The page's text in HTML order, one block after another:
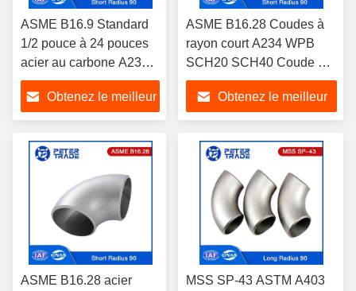
ASME B16.9 Standard
1/2 pouce à 24 pouces
acier au carbone A234
WPB soudé 90 degrés
rayon court coudes SCH
40
Obtenez le meilleur
ASME B16.28 Coudes à
rayon court A234 WPB
SCH20 SCH40 Coude à
rayon court 90 degrés
Obtenez le meilleur
ASME B16.28 acier
MSS SP-43 ASTM A403